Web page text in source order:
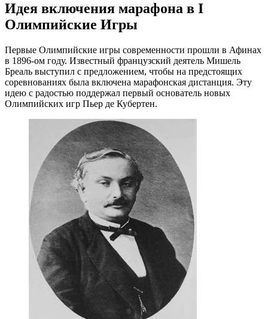
Идея включения марафона в I
Олимпийские Игры
Первые Олимпийские игры современности прошли в Афинах
в 1896-ом году. Известный французский деятель Мишель
Бреаль выступил с предложением, чтобы на предстоящих
соревнованиях была включена марафонская дистанция. Эту
идею с радостью поддержал первый основатель новых
Олимпийских игр Пьер де Кубертен.